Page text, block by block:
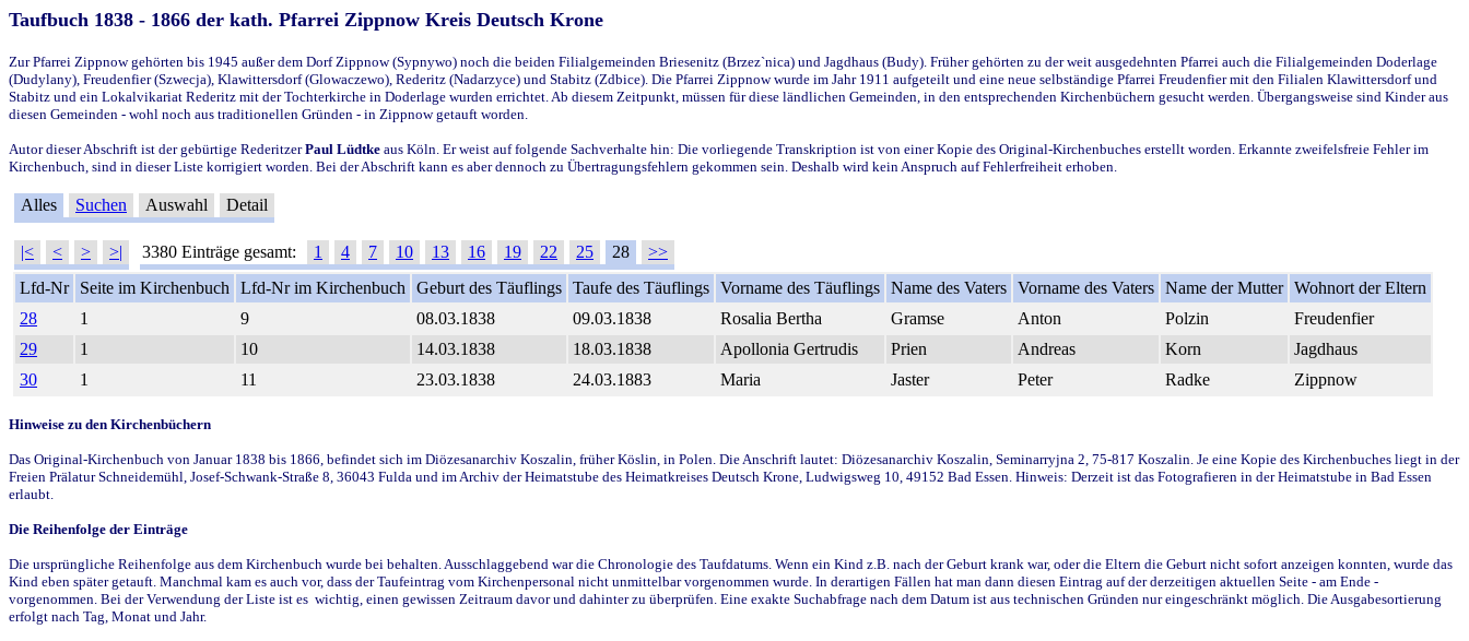
Taufbuch 1838 - 1866 der kath. Pfarrei Zippnow Kreis Deutsch Krone
Zur Pfarrei Zippnow gehörten bis 1945 außer dem Dorf Zippnow (Sypnywo) noch die beiden Filialgemeinden Briesenitz (Brzez`nica) und Jagdhaus (Budy). Früher gehörten zu der weit ausgedehnten Pfarrei auch die Filialgemeinden Doderlage
(Dudylany), Freudenfier (Szwecja), Klawittersdorf (Glowaczewo), Rederitz (Nadarzyce) und Stabitz (Zdbice). Die Pfarrei Zippnow wurde im Jahr 1911 aufgeteilt und eine neue selbständige Pfarrei Freudenfier mit den Filialen Klawittersdorf und
Stabitz und ein Lokalvikariat Rederitz mit der Tochterkirche in Doderlage wurden errichtet. Ab diesem Zeitpunkt, müssen für diese ländlichen Gemeinden, in den entsprechenden Kirchenbüchern gesucht werden. Übergangsweise sind Kinder aus
diesen Gemeinden - wohl noch aus traditionellen Gründen - in Zippnow getauft worden.
Autor dieser Abschrift ist der gebürtige RederitzerPaul Lüdtke aus Köln. Er weist auf folgende Sachverhalte hin: Die vorliegende Transkription ist von einer Kopie des Original-Kirchenbuches erstellt worden. Erkannte zweifelsfreie Fehler im
Kirchenbuch, sind in dieser Liste korrigiert worden. Bei der Abschrift kann es aber dennoch zu Übertragungsfehlern gekommen sein. Deshalb wird kein Anspruch auf Fehlerfreiheit erhoben.
Alles Suchen Auswahl Detail
|< < > >| 3380 Einträge gesamt: 1 4 7 10 13 16 19 22 25 28
>>
Lfd-Nr
Seite im Kirchenbuch Lfd-Nr im Kirchenbuch Geburt des Täuflings Taufe des Täuflings Vorname des Täuflings Name des Vaters Vorname des Vaters Name der Mutter Wohnort der Eltern
28
1 9 08.03.1838 09.03.1838 Rosalia Bertha Gramse Anton Polzin
Freudenfier
29
1 10 14.03.1838 18.03.1838 Apollonia Gertrudis Prien Andreas Korn
Jagdhaus
30
1 11 23.03.1838 24.03.1883 Maria Jaster Peter Radke Zippnow
Hinweise zu den Kirchenbüchern
Das Original-Kirchenbuch von Januar 1838 bis 1866, befindet sich im Diözesanarchiv Koszalin, früher Köslin, in Polen. Die Anschrift lautet: Diözesanarchiv Koszalin, Seminarryjna 2, 75-817 Koszalin. Je eine Kopie des Kirchenbuches liegt in der
Freien Prälatur Schneidemühl, Josef-Schwank-Straße 8, 36043 Fulda und im Archiv der Heimatstube des Heimatkreises Deutsch Krone, Ludwigsweg 10, 49152 Bad Essen. Hinweis: Derzeit ist das Fotografieren in der Heimatstube in Bad Essen
erlaubt.
Die Reihenfolge der Einträge
Die ursprüngliche Reihenfolge aus dem Kirchenbuch wurde bei behalten. Ausschlaggebend war die Chronologie des Taufdatums. Wenn ein Kind z.B. nach der Geburt krank war, oder die Eltern die Geburt nicht sofort anzeigen konnten, wurde das
Kind eben später getauft. Manchmal kam es auch vor, dass der Taufeintrag vom Kirchenpersonal nicht unmittelbar vorgenommen wurde. In derartigen Fällen hat man dann diesen Eintrag auf der derzeitigen aktuellen Seite - am Ende -
vorgenommen. Bei der Verwendung der Liste ist es wichtig, einen gewissen Zeitraum davor und dahinter zu überprüfen. Eine exakte Suchabfrage nach dem Datum ist aus technischen Gründen nur eingeschränkt möglich. Die Ausgabesortierung
erfolgt nach Tag, Monat und Jahr.